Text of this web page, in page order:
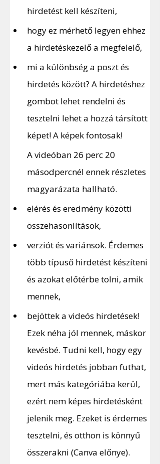
hirdetést kell készíteni,
hogy ez mérhető legyen ehhez
a hirdetéskezelő a megfelelő,
mi a különbség a poszt és
hirdetés között? A hirdetéshez
gombot lehet rendelni és
tesztelni lehet a hozzá társított
képet! A képek fontosak!
A videóban 26 perc 20
másodpercnél ennek részletes
magyarázata hallható.
elérés és eredmény közötti
összehasonlítások,
verziót és variánsok. Érdemes
több típuső hirdetést készíteni
és azokat előtérbe tolni, amik
mennek,
bejöttek a videós hirdetések!
Ezek néha jól mennek, máskor
kevésbé. Tudni kell, hogy egy
videós hirdetés jobban futhat,
mert más kategóriába kerül,
ezért nem képes hirdetésként
jelenik meg. Ezeket is érdemes
tesztelni, és otthon is könnyű
összerakni (Canva előnye).